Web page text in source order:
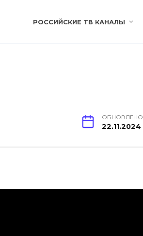
РОССИЙСКИЕ ТВ КАНАЛЫ
ОБНОВЛЕНО
22.11.2024